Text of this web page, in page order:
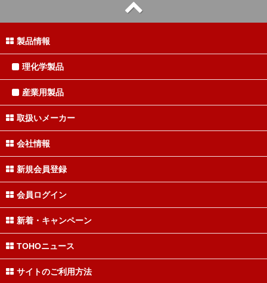
製品情報
理化学製品
産業用製品
取扱いメーカー
会社情報
新規会員登録
会員ログイン
新着・キャンペーン
TOHOニュース
サイトのご利用方法